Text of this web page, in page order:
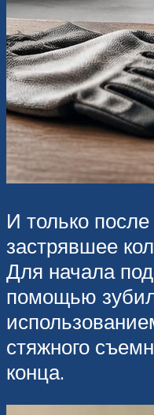
И только после
застрявшее
Для начала
помощью
стяжного
конца.